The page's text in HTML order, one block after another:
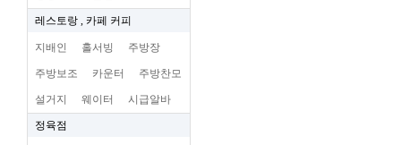
레스토랑 , 카페 커피
지배인 홀서빙 주방장
주방보조 카운터 주방찬모
설거지 웨이터 시급알바
정육점